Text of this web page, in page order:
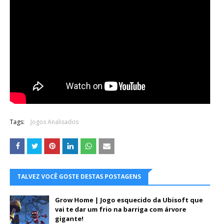
Tags: Jogos Analisados
TALVEZ VOCÊ GOSTE DESTAS POSTAGENS
Grow Home | Jogo esquecido da Ubisoft que
vai te dar um frio na barriga com árvore
gigante!